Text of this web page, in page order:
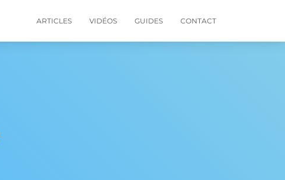
ARTICLES VIDÉOS GUIDES CONTACT